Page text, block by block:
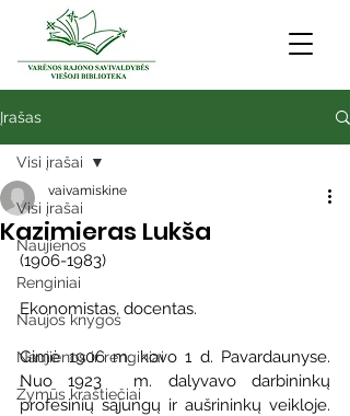
Įrašas
Visi įrašai
Naujienos
Renginiai
Naujos knygos
Naujienos ir renginiai
Žymūs kraštiečiai
Visi įrašai
Kazimieras Lukša
vaivamiskine
(1906-1983)
Ekonomistas, docentas.
Gimė 1906 m. kovo 1 d. Pavardaunyse.
Nuo 1923  m. dalyvavo darbininkų
profesinių sąjungų ir aušrininkų veikloje.